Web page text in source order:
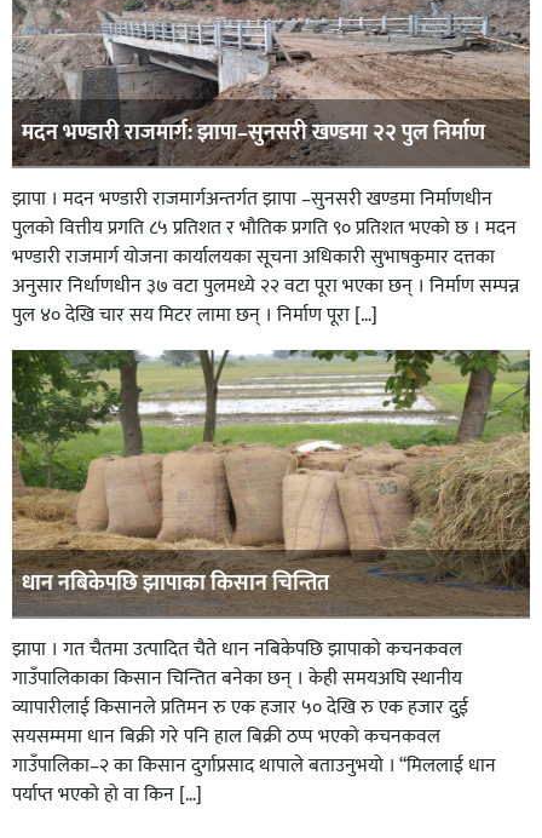
मदन भण्डारी राजमार्ग: झापा–सुनसरी खण्डमा २२ पुल निर्माण
झापा । मदन भण्डारी राजमार्गअन्तर्गत झापा –सुनसरी खण्डमा निर्माणधीन
पुलको वित्तीय प्रगति ८५ प्रतिशत र भौतिक प्रगति ९० प्रतिशत भएको छ । मदन
भण्डारी राजमार्ग योजना कार्यालयका सूचना अधिकारी सुभाषकुमार दत्तका
अनुसार निर्धाणधीन ३७ वटा पुलमध्ये २२ वटा पूरा भएका छन् । निर्माण सम्पन्न
पुल ४० देखि चार सय मिटर लामा छन् । निर्माण पूरा […]
धान नबिकेपछि झापाका किसान चिन्तित
झापा । गत चैतमा उत्पादित चैते धान नबिकेपछि झापाको कचनकवल
गाउँपालिकाका किसान चिन्तित बनेका छन् । केही समयअघि स्थानीय
व्यापारीलाई किसानले प्रतिमन रु एक हजार ५० देखि रु एक हजार दुई
सयसम्ममा धान बिक्री गरे पनि हाल बिक्री ठप्प भएको कचनकवल
गाउँपालिका–२ का किसान दुर्गाप्रसाद थापाले बताउनुभयो । “मिललाई धान
पर्याप्त भएको हो वा किन […]